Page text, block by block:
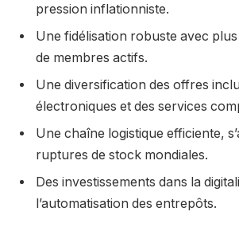
pression inflationniste.
Une fidélisation robuste avec plus
de membres actifs.
Une diversification des offres
électroniques et des services
Une chaîne logistique efficiente,
ruptures de stock mondiales.
Des investissements dans la
l’automatisation des entrepôts.